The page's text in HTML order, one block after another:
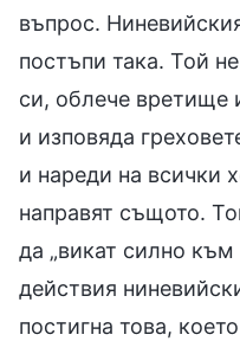
въпрос.
постъпи така. Той
си, облече вретище
и изповяда
и нареди на всички
направят същото.
да „викат силно към
действия
постигна това,